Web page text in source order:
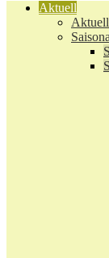
Aktuell